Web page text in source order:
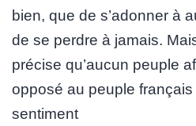
bien, que de s’adonner à
de se perdre à jamais.
précise qu’aucun peuple
opposé au peuple français
sentiment